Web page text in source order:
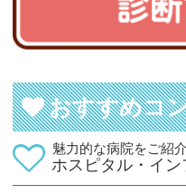
おすすめコ
魅力的な病院をご紹介
ホスピタル・イン